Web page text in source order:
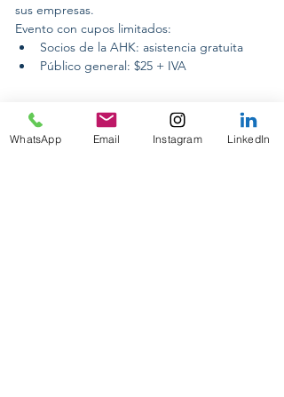
sus empresas.
Evento con cupos limitados:
Socios de la AHK: asistencia gratuita
Público general: $25 + IVA
WhatsApp Email Instagram LinkedIn